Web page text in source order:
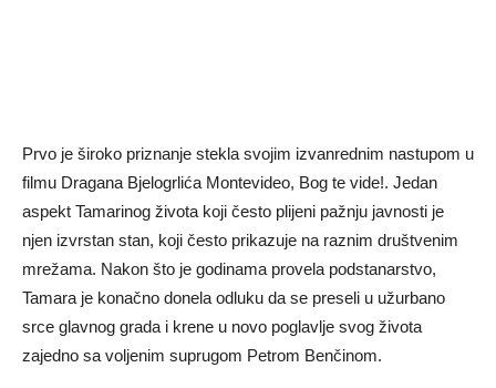
Prvo je široko priznanje stekla svojim izvanrednim nastupom u
filmu Dragana Bjelogrlića Montevideo, Bog te vide!. Jedan
aspekt Tamarinog života koji često plijeni pažnju javnosti je
njen izvrstan stan, koji često prikazuje na raznim društvenim
mrežama. Nakon što je godinama provela podstanarstvo,
Tamara je konačno donela odluku da se preseli u užurbano
srce glavnog grada i krene u novo poglavlje svog života
zajedno sa voljenim suprugom Petrom Benčinom.